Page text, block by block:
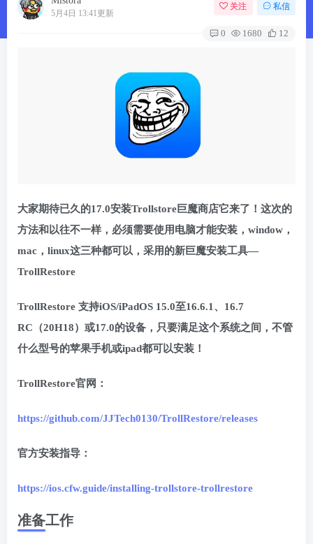
5月4日 13:41更新
关注 私信
0 1680 12
大家期待已久的17.0安装Trollstore巨魔商店它来了！这次的
方法和以往不一样，必须需要使用电脑才能安装，window，
mac，linux这三种都可以，采用的新巨魔安装工具—
TrollRestore
TrollRestore 支持iOS/iPadOS 15.0至16.6.1、16.7
RC（20H18）或17.0的设备，只要满足这个系统之间，不管
什么型号的苹果手机或ipad都可以安装！
TrollRestore官网：
https://github.com/JJTech0130/TrollRestore/releases
官方安装指导：
https://ios.cfw.guide/installing-trollstore-trollrestore
准备工作